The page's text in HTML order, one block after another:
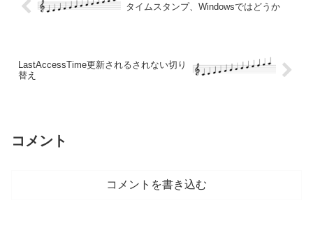
タイムスタンプ、Windowsではどうか
LastAccessTime更新されるされない切り
替え
コメント
コメントを書き込む